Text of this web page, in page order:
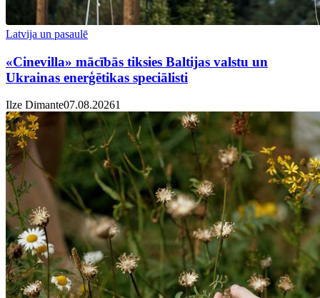
Latvija un pasaulē
«Cinevilla» mācībās tiksies Baltijas valstu un
Ukrainas enerģētikas speciālisti
Ilze Dimante07.08.20261